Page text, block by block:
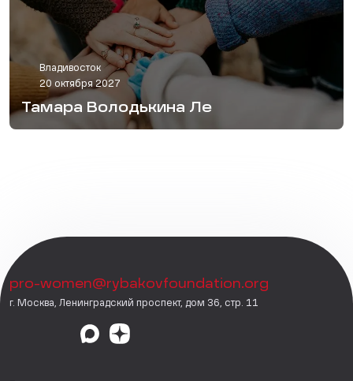
Владивосток
20 октября 2027
Тамара Володькина Ле
pro-women@rybakovfoundation.org
г. Москва, Ленинградский проспект, дом 36, стр. 11